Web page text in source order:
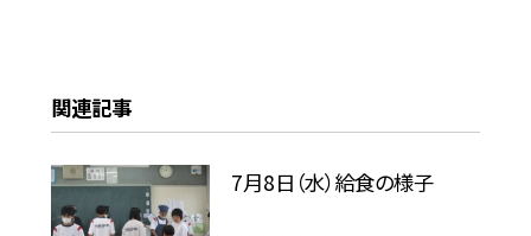
関連記事
7月8日（水）給食の様子